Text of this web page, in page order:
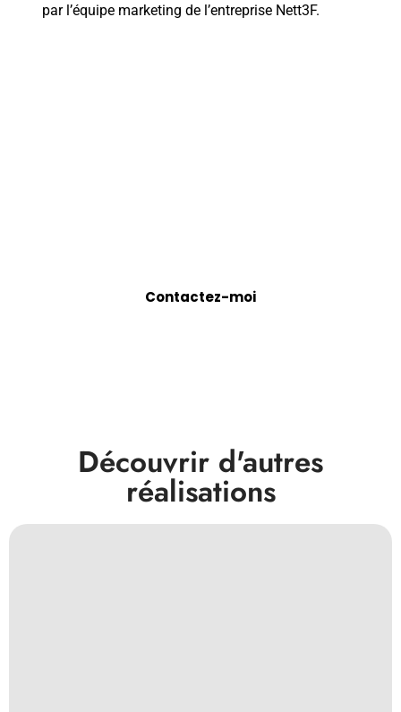
par l’équipe marketing de l’entreprise Nett3F.
Contactez-moi
Découvrir d'autres
réalisations